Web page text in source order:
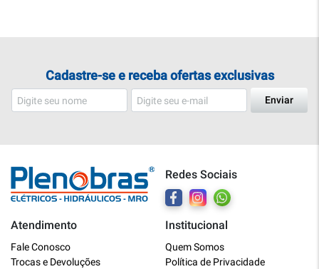
Cadastre-se e receba ofertas exclusivas
Enviar
Redes Sociais
Atendimento
Fale Conosco
Trocas e Devoluções
Institucional
Quem Somos
Política de Privacidade
Online